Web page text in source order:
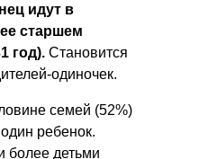
идут в
старшем
год). Становится
одиночек.
семей (52%)
ребенок.
более детьми